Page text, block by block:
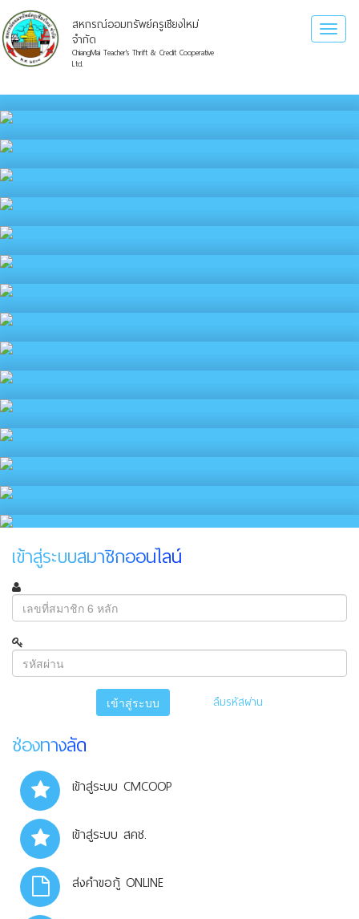
สหกรณ์ออมทรัพย์ครูเชียงใหม่
จำกัด
ChiangMai Teacher's Thrift & Credit Cooperative
Ltd.
เข้าสู่ระบบสมาชิกออนไลน์
เข้าสู่ระบบ ลืมรหัสผ่าน
ช่องทางลัด
เข้าสู่ระบบ CMCOOP
เข้าสู่ระบบ สคช.
ส่งคำขอกู้ ONLINE